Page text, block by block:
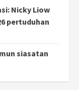
Nicky Liow
pertuduhan
siasatan